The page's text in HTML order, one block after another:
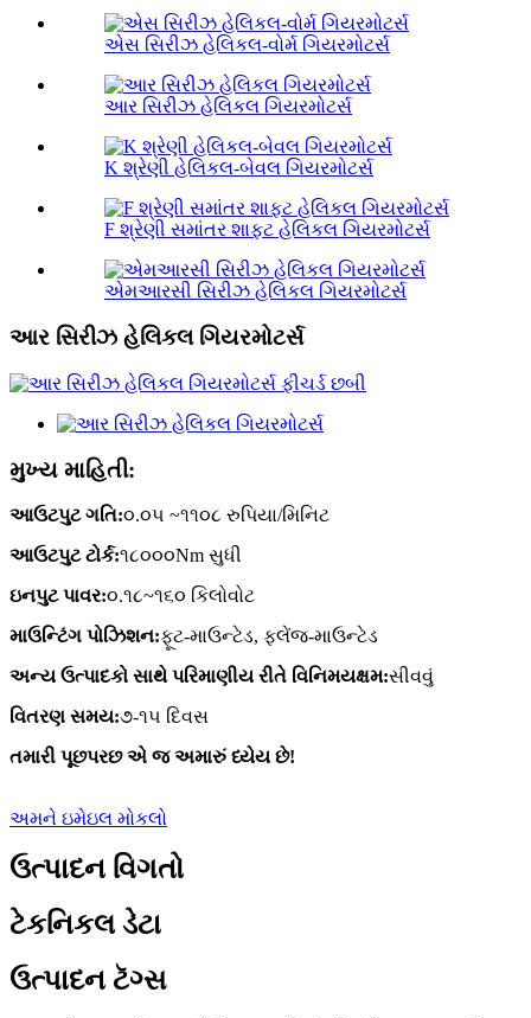
એસ સિરીઝ હેલિકલ-વોર્મ ગિયરમોટર્સ
આર સિરીઝ હેલિકલ ગિયરમોટર્સ
K શ્રેણી હેલિકલ-બેવલ ગિયરમોટર્સ
F શ્રેણી સમાંતર શાફ્ટ હેલિકલ ગિયરમોટર્સ
એમઆરસી સિરીઝ હેલિકલ ગિયરમોટર્સ
આર સિરીઝ હેલિકલ ગિયરમોટર્સ
મુખ્ય માહિતી:
આઉટપુટ ગતિ:૦.૦૫ ~૧૧૦૮ રુપિયા/મિનિટ
આઉટપુટ ટોર્ક:૧૮૦૦૦Nm સુધી
ઇનપુટ પાવર:૦.૧૮~૧૬૦ કિલોવોટ
માઉન્ટિંગ પોઝિશન:ફૂટ-માઉન્ટેડ, ફ્લેંજ-માઉન્ટેડ
અન્ય ઉત્પાદકો સાથે પરિમાણીય રીતે વિનિમયક્ષમ:સીવવું
વિતરણ સમય:૭-૧૫ દિવસ
તમારી પૂછપરછ એ જ અમારું ધ્યેય છે!
અમને ઇમેઇલ મોકલો
ઉત્પાદન વિગતો
ટેકનિકલ ડેટા
ઉત્પાદન ટૅગ્સ